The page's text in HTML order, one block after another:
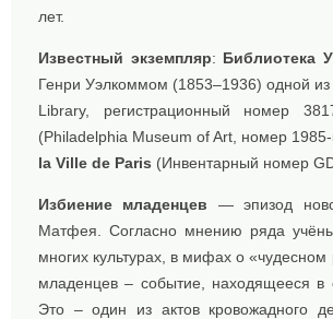
лет.
Известный экземпляр: Библиотека
Генри Уэлкоммом (1853–1936) одной
Library, регистрационный номер
(Philadelphia Museum of Art, номер
la Ville de Paris (Инвентарный номер
Избиение младенцев — эпизод
Матфея. Согласно мнению ряда
многих культурах, в мифах о
младенцев – событие, находящееся
Это – один из актов кровожадного